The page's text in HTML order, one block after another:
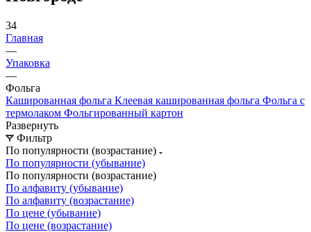
34
Главная
—
Упаковка
—
Фольга
Кашированная фольга Клеевая кашированная фольга Фольга с
термолаком Фольгированный картон
Развернуть
Фильтр
По популярности (возрастание)
По популярности (убывание)
По популярности (возрастание)
По алфавиту (убывание)
По алфавиту (возрастание)
По цене (убывание)
По цене (возрастание)